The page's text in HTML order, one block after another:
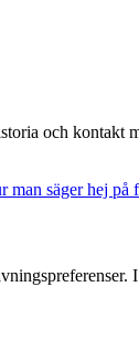
och
man säger hej på